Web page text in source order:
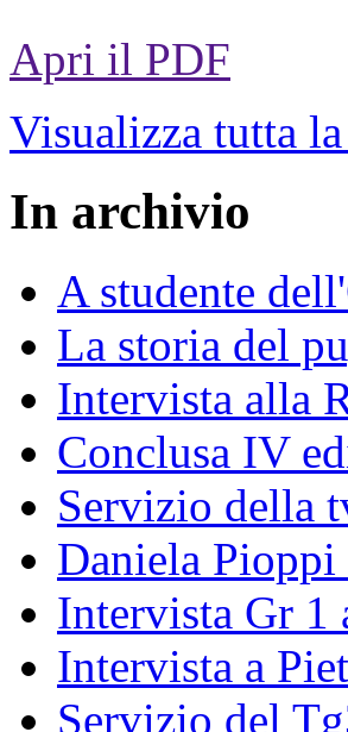
Apri il PDF
Visualizza tutta la
In archivio
A studente
La storia del
Intervista alla
Conclusa IV
Servizio della
Daniela
Intervista Gr 1
Intervista a
Servizio del